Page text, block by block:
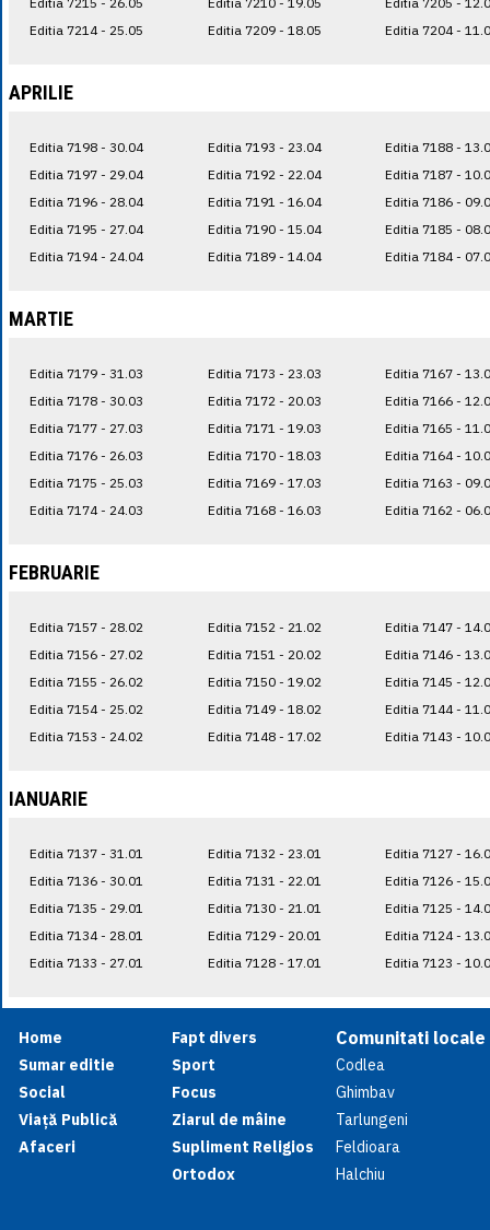
Editia 7214 - 25.05
Editia 7209 - 18.05
Editia 7204 -
APRILIE
Editia 7198 - 30.04
Editia 7197 - 29.04
Editia 7196 - 28.04
Editia 7195 - 27.04
Editia 7194 - 24.04
Editia 7193 - 23.04
Editia 7192 - 22.04
Editia 7191 - 16.04
Editia 7190 - 15.04
Editia 7189 - 14.04
Editia 7188 -
Editia 7187 -
Editia 7186 -
Editia 7185 -
Editia 7184 -
MARTIE
Editia 7179 - 31.03
Editia 7178 - 30.03
Editia 7177 - 27.03
Editia 7176 - 26.03
Editia 7175 - 25.03
Editia 7174 - 24.03
Editia 7173 - 23.03
Editia 7172 - 20.03
Editia 7171 - 19.03
Editia 7170 - 18.03
Editia 7169 - 17.03
Editia 7168 - 16.03
Editia 7167 -
Editia 7166 -
Editia 7165 -
Editia 7164 -
Editia 7163 -
Editia 7162 -
FEBRUARIE
Editia 7157 - 28.02
Editia 7156 - 27.02
Editia 7155 - 26.02
Editia 7154 - 25.02
Editia 7153 - 24.02
Editia 7152 - 21.02
Editia 7151 - 20.02
Editia 7150 - 19.02
Editia 7149 - 18.02
Editia 7148 - 17.02
Editia 7147 -
Editia 7146 -
Editia 7145 -
Editia 7144 -
Editia 7143 -
IANUARIE
Editia 7137 - 31.01
Editia 7136 - 30.01
Editia 7135 - 29.01
Editia 7134 - 28.01
Editia 7133 - 27.01
Editia 7132 - 23.01
Editia 7131 - 22.01
Editia 7130 - 21.01
Editia 7129 - 20.01
Editia 7128 - 17.01
Editia 7127 -
Editia 7126 -
Editia 7125 -
Editia 7124 -
Editia 7123 -
Home
Sumar editie
Social
Viață Publică
Afaceri
Fapt divers
Sport
Focus
Ziarul de mâine
Supliment Religios
Ortodox
Comunitati locale
Codlea
Ghimbav
Tarlungeni
Feldioara
Halchiu